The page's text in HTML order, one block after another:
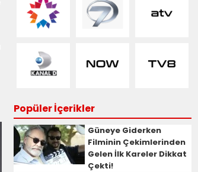
Popüler İçerikler
Güneye Giderken
Filminin Çekimlerinden
Gelen İlk Kareler Dikkat
Çekti!